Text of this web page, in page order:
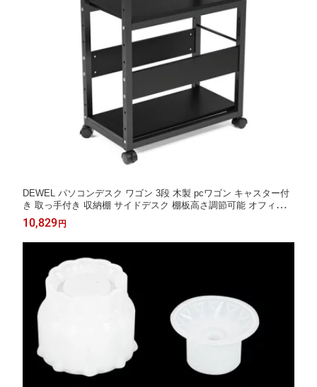
DEWEL パソコンデスク ワゴン 3段 木製 pcワゴン キャスター付
き 取っ手付き 収納棚 サイドデスク 棚板高さ調節可能 オフィス収
納 組立品 幅60x奥行30x高さ70cm (ブラック)
10,829 円